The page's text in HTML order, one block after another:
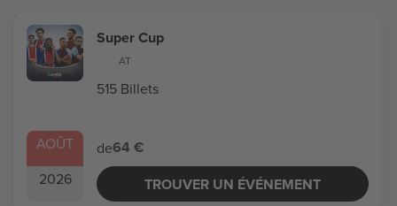
AOÛT
2026
Super Cup
AT
515 Billets
de64 €
TROUVER UN ÉVÉNEMENT